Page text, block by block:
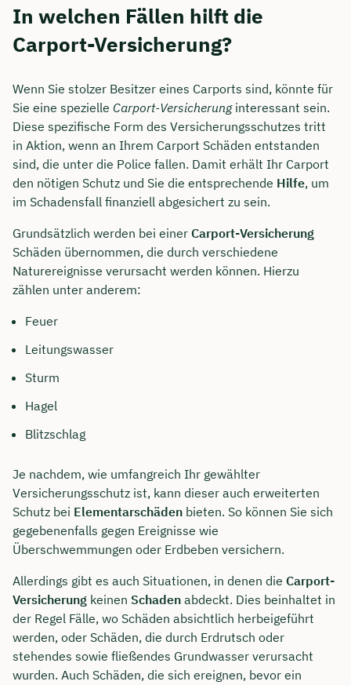
In welchen Fällen hilft die
Carport-Versicherung?
Wenn Sie stolzer Besitzer eines Carports sind, könnte für
Sie eine spezielle Carport-Versicherunginteressant sein.
Diese spezifische Form des Versicherungsschutzes tritt
in Aktion, wenn an Ihrem Carport Schäden entstanden
sind, die unter die Police fallen. Damit erhält Ihr Carport
den nötigen Schutz und Sie die entsprechende Hilfe, um
im Schadensfall finanziell abgesichert zu sein.
Grundsätzlich werden bei einer Carport-Versicherung
Schäden übernommen, die durch verschiedene
Naturereignisse verursacht werden können. Hierzu
zählen unter anderem:
Feuer
Leitungswasser
Sturm
Hagel
Blitzschlag
Je nachdem, wie umfangreich Ihr gewählter
Versicherungsschutz ist, kann dieser auch erweiterten
Schutz bei Elementarschäden bieten. So können Sie sich
gegebenenfalls gegen Ereignisse wie
Überschwemmungen oder Erdbeben versichern.
Allerdings gibt es auch Situationen, in denen die Carport-
Versicherung keinen Schaden abdeckt. Dies beinhaltet in
der Regel Fälle, wo Schäden absichtlich herbeigeführt
werden, oder Schäden, die durch Erdrutsch oder
stehendes sowie fließendes Grundwasser verursacht
wurden. Auch Schäden, die sich ereignen, bevor ein